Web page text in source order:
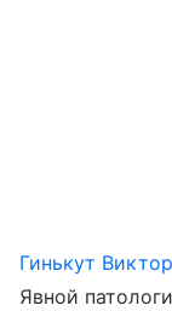
Гинькут
Явной